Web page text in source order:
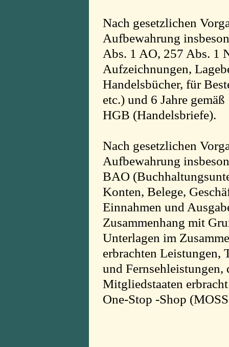
Nach gesetzlichen
Aufbewahrung
Abs. 1 AO, 257 Abs. 1
Aufzeichnungen,
Handelsbücher, für
etc.) und 6 Jahre
HGB (Handelsbriefe).
Nach gesetzlichen
Aufbewahrung
BAO
Konten, Belege,
Einnahmen und
Zusammenhang mit
Unterlagen im
erbrachten
und
Mitgliedstaaten
One-Stop -Shop